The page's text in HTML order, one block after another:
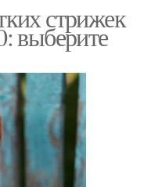
стрижек
выберите